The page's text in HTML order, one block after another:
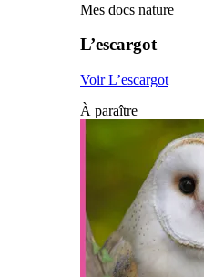
Mes docs nature
L’escargot
Voir L’escargot
À paraître